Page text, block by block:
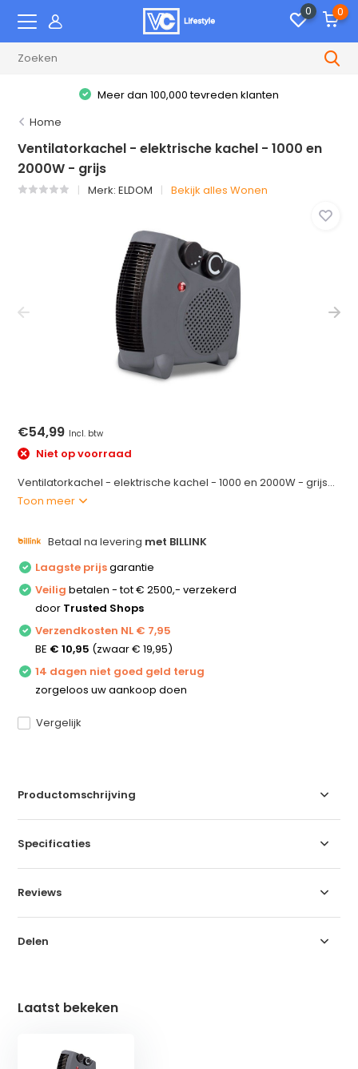
0 0
Meer dan 100,000 tevreden klanten
Home
Ventilatorkachel - elektrische kachel - 1000 en
2000W - grijs
Merk:ELDOM Bekijk alles Wonen
€54,99 Incl. btw
Niet op voorraad
Ventilatorkachel - elektrische kachel - 1000 en 2000W - grijs...
Toon meer
Betaal na levering met BILLINK
Laagste prijsgarantie
Veilig betalen - tot € 2500,- verzekerd
door Trusted Shops
Verzendkosten NL € 7,95
BE € 10,95 (zwaar € 19,95)
14 dagen niet goed geld terug
zorgeloos uw aankoop doen
Vergelijk
Productomschrijving
Specificaties
Reviews
Delen
Laatst bekeken